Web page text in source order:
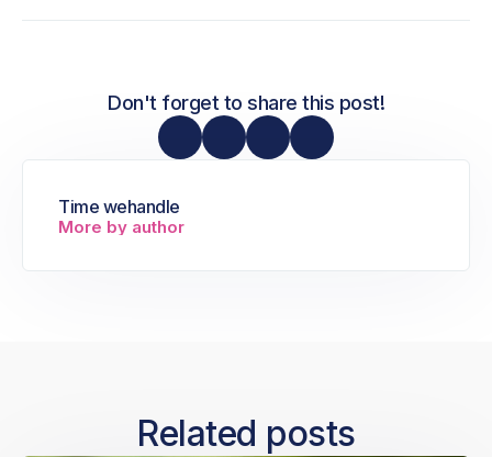
Don't forget to share this post!
Time wehandle
More by author
Related posts